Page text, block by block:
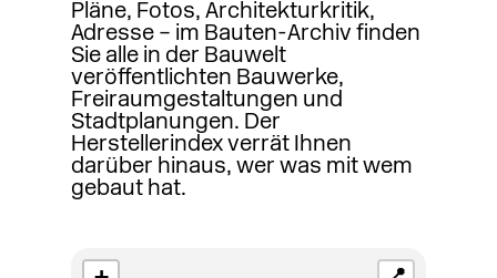
Pläne, Fotos, Architekturkritik,
Adresse – im Bauten-Archiv finden
Sie alle in der Bauwelt
veröffentlichten Bauwerke,
Freiraumgestaltungen und
Stadtplanungen. Der
Herstellerindex verrät Ihnen
darüber hinaus, wer was mit wem
gebaut hat.